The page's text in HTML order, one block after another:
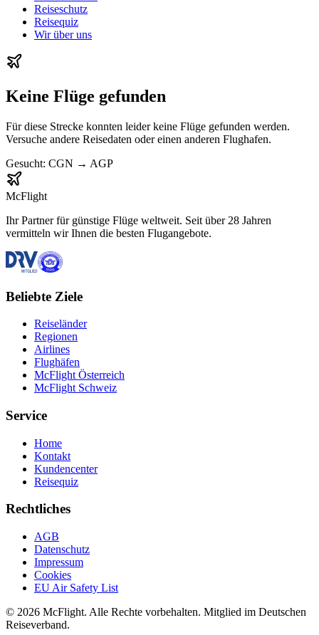
Reiseschutz
Reisequiz
Wir über uns
Keine Flüge gefunden
Für diese Strecke konnten leider keine Flüge gefunden werden.
Versuche andere Reisedaten oder einen anderen Flughafen.
Gesucht: CGN → AGP
McFlight
Ihr Partner für günstige Flüge weltweit. Seit über 28 Jahren
vermitteln wir Ihnen die besten Flugangebote.
Beliebte Ziele
Reiseländer
Regionen
Airlines
Flughäfen
McFlight Österreich
McFlight Schweiz
Service
Home
Kontakt
Kundencenter
Reisequiz
Rechtliches
AGB
Datenschutz
Impressum
Cookies
EU Air Safety List
© 2026 McFlight. Alle Rechte vorbehalten. Mitglied im Deutschen
Reiseverband.